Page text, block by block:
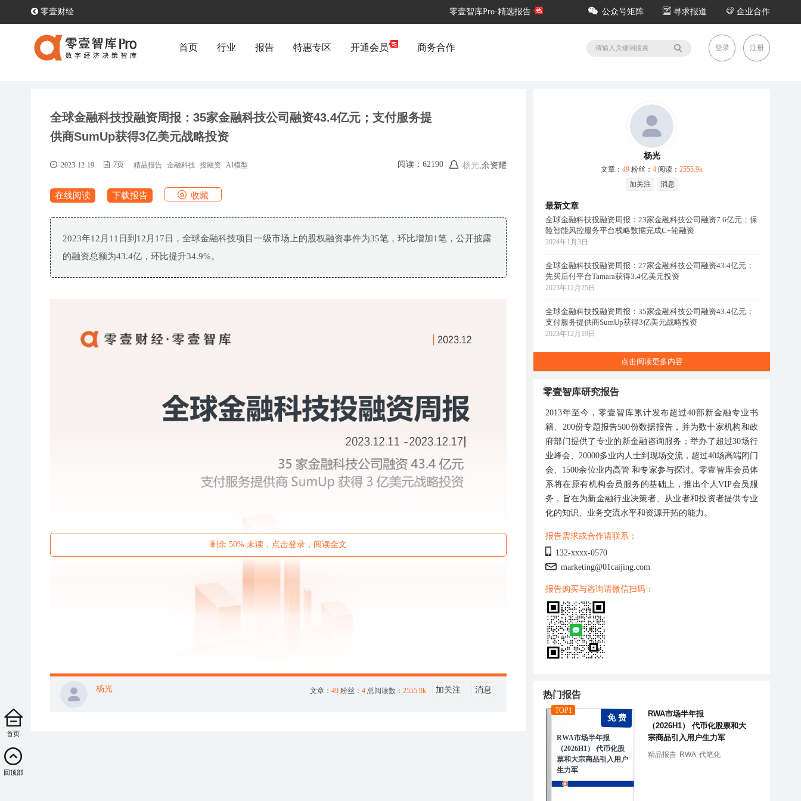
零壹财经 零壹智库Pro·精选报告 公众号矩阵 寻求报道 企业合作
首页 行业 报告 特惠专区 开通会员 商务合作 登录 注册
全球金融科技投融资周报：35家金融科技公司融资43.4亿元；支付服务提
供商SumUp获得3亿美元战略投资
2023-12-19 7页 精品报告 金融科技 投融资 AI模型 阅读：62190 杨光 ,余资耀
在线阅读 下载报告 收藏
2023年12月11日到12月17日，全球金融科技项目一级市场上的股权融资事件为35笔，环比增加1笔，公开披露
的融资总额为43.4亿，环比提升34.9%。
剩余 50% 未读，点击登录，阅读全文
杨光 加关注 消息
文章： 49粉丝： 4总阅读数： 2555.9k
杨光
文章： 49 粉丝： 4 阅读： 2555.9k
加关注
消息
最新文章
全球金融科技投融资周报：23家金融科技公司融资7.6亿元；保
险智能风控服务平台栈略数据完成C+轮融资
2024年1月3日
全球金融科技投融资周报：27家金融科技公司融资43.4亿元；
先买后付平台Tamara获得3.4亿美元投资
2023年12月25日
全球金融科技投融资周报：35家金融科技公司融资43.4亿元；
支付服务提供商SumUp获得3亿美元战略投资
2023年12月19日
点击阅读更多内容
零壹智库研究报告
2013年至今，零壹智库累计发布超过40部新金融专业书
籍、200份专题报告500份数据报告，并为数十家机构和政
府部门提供了专业的新金融咨询服务；举办了超过30场行
业峰会、20000多业内人士到现场交流，超过40场高端闭门
会、1500余位业内高管 和专家参与探讨。零壹智库会员体
系将在原有机构会员服务的基础上，推出个人VIP会员服
务，旨在为新金融行业决策者、从业者和投资者提供专业
化的知识、业务交流水平和资源开拓的能力。
报告需求或合作请联系：
132-xxxx-0570
marketing@01caijing.com
报告购买与咨询请微信扫码：
热门报告
TOP1
免 费
RWA市场半年报
（2026H1） 代币化股
票和大宗商品引入用户
生力军
RWA市场半年报
（2026H1） 代币化股票和大
宗商品引入用户生力军
精品报告 RWA 代笔化
首页
回顶部